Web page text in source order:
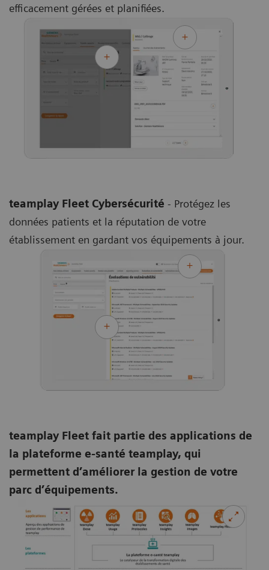
efficacement gérées et planifiées.
teamplay Fleet Cybersécurité - Protégez les
données patients et la réputation de votre
établissement en gardant vos équipements à jour.
teamplay Fleet fait partie des applications de
la plateforme e-santé teamplay, qui
permettent d’améliorer la gestion de votre
parc d’équipements.